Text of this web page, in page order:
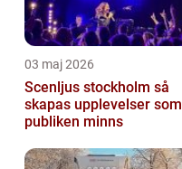
03 maj 2026
Scenljus stockholm så
skapas upplevelser som
publiken minns